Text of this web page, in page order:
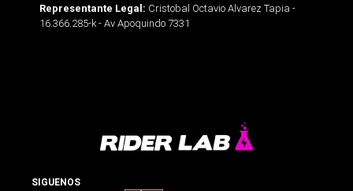
Representante Legal: Cristobal Octavio Alvarez Tapia -
16.366.285-k - Av Apoquindo 7331
SIGUENOS